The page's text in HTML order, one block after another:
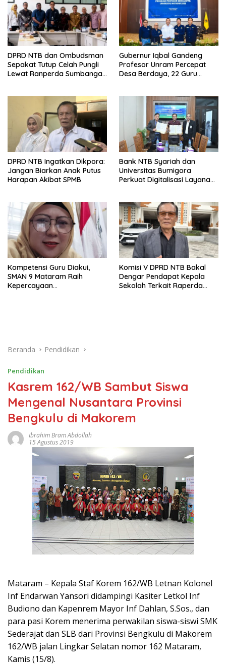
DPRD NTB dan Ombudsman
Sepakat Tutup Celah Pungli
Lewat Ranperda Sumbangan
Gubernur Iqbal Gandeng
Profesor Unram Percepat
Desa Berdaya, 22 Guru
DPRD NTB Ingatkan Dikpora:
Jangan Biarkan Anak Putus
Harapan Akibat SPMB
Bank NTB Syariah dan
Universitas Bumigora
Perkuat Digitalisasi Layanan
Kompetensi Guru Diakui,
SMAN 9 Mataram Raih
Kepercayaan
Komisi V DPRD NTB Bakal
Dengar Pendapat Kepala
Sekolah Terkait Raperda
Beranda Pendidikan
Pendidikan
Kasrem 162/WB Sambut Siswa
Mengenal Nusantara Provinsi
Bengkulu di Makorem
Ibrahim Bram Abdollah
15 Agustus 2019
Mataram – Kepala Staf Korem 162/WB Letnan Kolonel
Inf Endarwan Yansori didampingi Kasiter Letkol Inf
Budiono dan Kapenrem Mayor Inf Dahlan, S.Sos., dan
para pasi Korem menerima perwakilan siswa-siswi SMK
Sederajat dan SLB dari Provinsi Bengkulu di Makorem
162/WB jalan Lingkar Selatan nomor 162 Mataram,
Kamis (15/8).